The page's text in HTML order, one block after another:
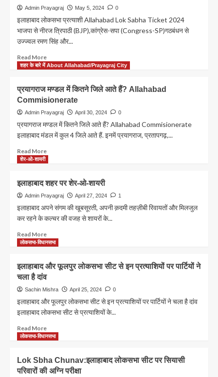
के
इन
इलाकों
नहीं
रहेगी
देखिए
कहीं
मोहल्ला
तो
नहीं
वैष्णो
लिए
चलेगी
ट्रेन,
यहां
ट्रेन
की
Admin Prayagraj May 5, 2024 0
इलाहाबाद लोकसभा प्रत्याशी Allahabad Lok Sabha Ticket 2024
भाजपा से नीरज त्रिपाठी (BJP),कांग्रेस-सपा (Congress-SP)गठबंधन से
उज्ज्वल रमण सिंह और...
Read MoreRead
more
लोकसभा
प्रत्याशी
Allahabad
Ticket
शहर के बारे में About Allahabad/Prayagraj City
प्रयागराज मण्डल में कितने जिले आते हैं? Allahabad
Commisionerate
Admin Prayagraj April 30, 2024 0
प्रयागराज मण्डल में कितने जिले आते हैं? Allahabad Commisionerate
इलाहाबाद मंडल में कुल 4 जिले आते हैं. इनमें प्रयागराज, प्रतापगढ़,...
Read MoreRead
मण्डल
में
कितने
हैं?
Allahabad
शेर-ओ-शायरी
इलाहाबाद शहर पर शेर-ओ-शायरी
Admin Prayagraj April 27, 2024 1
इलाहाबाद अपने संगम की खूबसूरती, अपनी क़दमी तहज़ीबी रिवायतों और मिलजुल
कर रहने के कल्चर की वजह से शायरों के...
Read MoreRead
more
इलाहाबाद
शहर
शेर-
शायरी
लोकसभा-विधानसभा
इलाहाबाद और फूलपुर लोकसभा सीट से इन प्रत्याशियों पर पार्टियों ने
चला है दांव
Sachin Mishra April 25, 2024 0
इलाहाबाद और फूलपुर लोकसभा सीट से इन प्रत्याशियों पर पार्टियों ने चला है दांव
इलाहाबाद लोकसभा सीट से प्रत्याशियों के...
Read MoreRead
more
और
फूलपुर
लोकसभा-विधानसभा
Lok Sbha Chunav:इलाहाबाद लोकसभा सीट पर सियासी
परिवारों की अग्नि परीक्षा